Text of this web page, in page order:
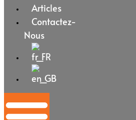
Articles
Contactez-
Nous